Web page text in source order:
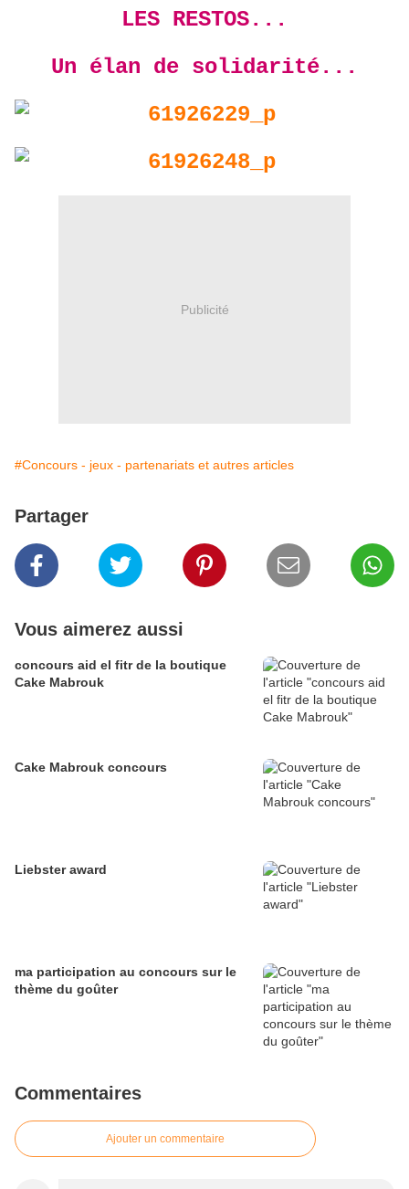
LES RESTOS...
Un élan de solidarité...
Publicité
#Concours - jeux - partenariats et autres articles
Partager
Vous aimerez aussi
concours aid el fitr de la boutique
Cake Mabrouk
Cake Mabrouk concours
Liebster award
ma participation au concours sur le
thème du goûter
Commentaires
Ajouter un commentaire